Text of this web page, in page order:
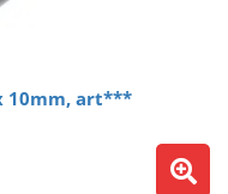
10mm, art***